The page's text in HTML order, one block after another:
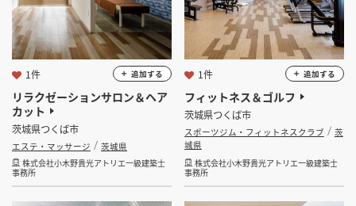
リラクゼーションサロン＆ヘア
カット
茨城県つくば市
エステ・マッサージ
茨城県
株式会社小木野貴光アトリエ一級建築士
事務所
1件 追加する
フィットネス＆ゴルフ
茨城県つくば市
スポーツジム・フィットネスクラブ
茨
城県
株式会社小木野貴光アトリエ一級建築士
事務所
1件 追加する